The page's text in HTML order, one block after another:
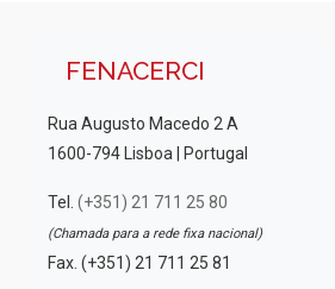
FENACERCI
Rua Augusto Macedo 2 A
1600-794 Lisboa | Portugal
Tel. (+351) 21 711 25 80
(Chamada para a rede fixa nacional)
Fax. (+351) 21 711 25 81